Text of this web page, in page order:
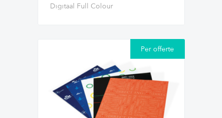
Digitaal Full Colour
Per offerte